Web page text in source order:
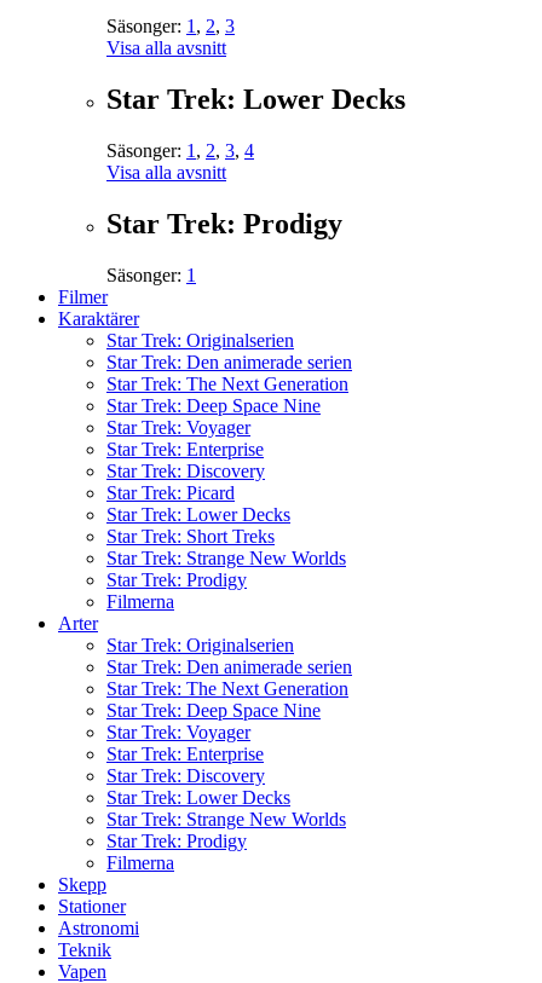
Säsonger: 1 , 2, 3
Visa alla avsnitt
Star Trek: Lower Decks
Säsonger: 1 , 2, 3, 4
Visa alla avsnitt
Star Trek: Prodigy
Säsonger: 1
Filmer
Karaktärer
Star Trek: Originalserien
Star Trek: Den animerade serien
Star Trek: The Next Generation
Star Trek: Deep Space Nine
Star Trek: Voyager
Star Trek: Enterprise
Star Trek: Discovery
Star Trek: Picard
Star Trek: Lower Decks
Star Trek: Short Treks
Star Trek: Strange New Worlds
Star Trek: Prodigy
Filmerna
Arter
Star Trek: Originalserien
Star Trek: Den animerade serien
Star Trek: The Next Generation
Star Trek: Deep Space Nine
Star Trek: Voyager
Star Trek: Enterprise
Star Trek: Discovery
Star Trek: Lower Decks
Star Trek: Strange New Worlds
Star Trek: Prodigy
Filmerna
Skepp
Stationer
Astronomi
Teknik
Vapen